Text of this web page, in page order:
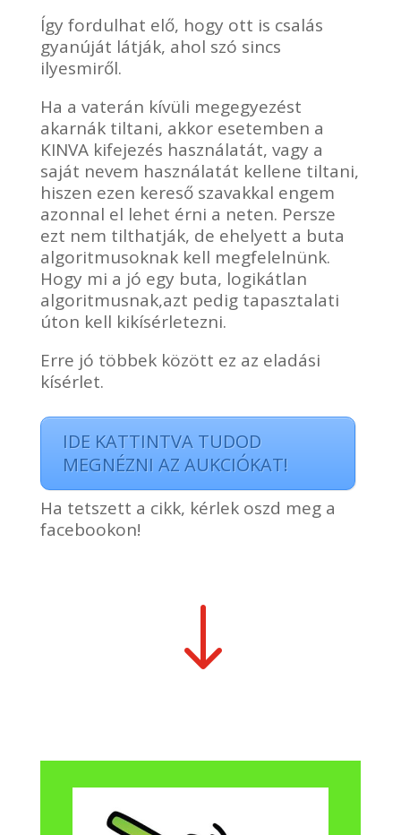
Így fordulhat elő, hogy ott is csalás
gyanúját látják, ahol szó sincs
ilyesmiről.
Ha a vaterán kívüli megegyezést
akarnák tiltani, akkor esetemben a
KINVA kifejezés használatát, vagy a
saját nevem használatát kellene tiltani,
hiszen ezen kereső szavakkal engem
azonnal el lehet érni a neten. Persze
ezt nem tilthatják, de ehelyett a buta
algoritmusoknak kell megfelelnünk.
Hogy mi a jó egy buta, logikátlan
algoritmusnak,azt pedig tapasztalati
úton kell kikísérletezni.
Erre jó többek között ez az eladási
kísérlet.
IDE KATTINTVA TUDOD
MEGNÉZNI AZ AUKCIÓKAT!
Ha tetszett a cikk, kérlek oszd meg a
facebookon!
"